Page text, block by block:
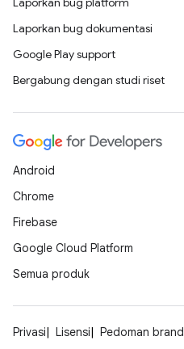
Laporkan bug dokumentasi
Google Play support
Bergabung dengan studi riset
Android
Chrome
Firebase
Google Cloud Platform
Semua produk
Privasi Lisensi Pedoman brand